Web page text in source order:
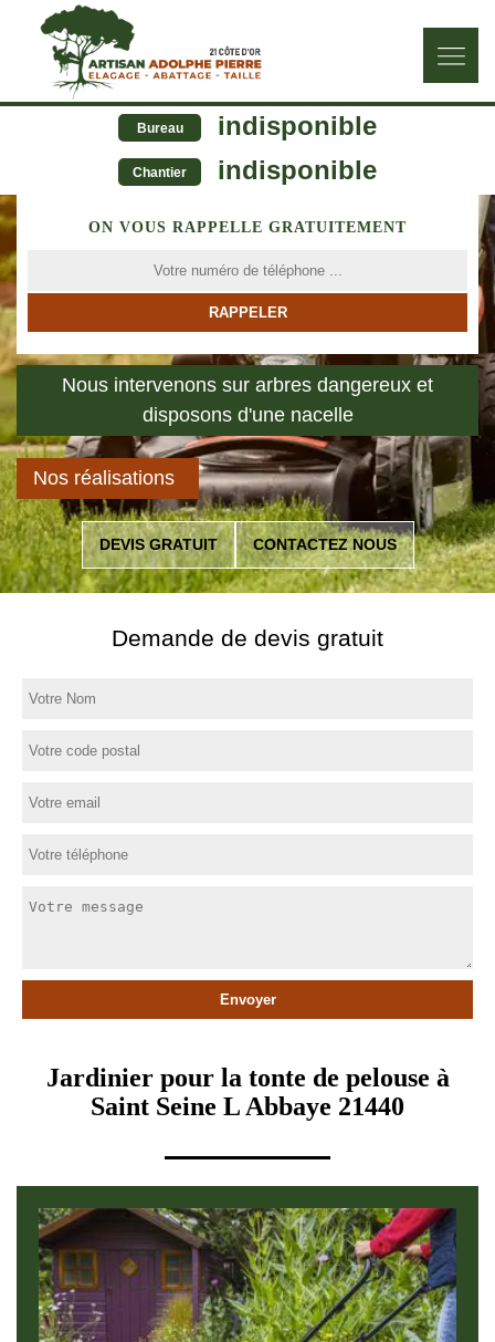
Bureau indisponible
Chantier indisponible
ON VOUS RAPPELLE GRATUITEMENT
Nous intervenons sur arbres dangereux et
disposons d'une nacelle
Nos réalisations
DEVIS GRATUIT CONTACTEZ NOUS
Demande de devis gratuit
Jardinier pour la tonte de pelouse à
Saint Seine L Abbaye 21440